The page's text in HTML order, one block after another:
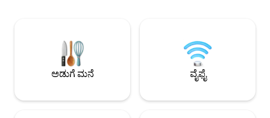
ಚೆನ್ನಾಗಿ ನೋಡಿಕೊಳ್ಳಲಾಗಿದೆ ಎಂದು ಅನಿಸುತ್ತದೆ.
ಕಡಲತೀರದ ಸಲಕರಣೆಗಳು, ಮಕ್ಕಳ ಆಟಿಕೆಗಳು,
ಸರ್ಫ್‌ಬೋರ್ಡ್ ಕೂಡ ಇದೆ, ಮತ್ತು ನಿಮಗೆ ಅಗತ್ಯವಿದ್ದರೆ
EV ಚಾರ್ಜರ್ ಕೂಡ ಇದೆ. ನಿಮಗಾಗಿ ಇವು ಕಾಯುತ್ತಿವೆ:
ದಯವಿಟ್ಟು ಗಮನಿಸಿ:
ಪ್ರತ್ಯೇಕ ಬಾಡಿಗೆಯಾಗಿದೆ
ಪ್ರದೇಶವನ್ನು
ಅಡುಗೆ ಮನೆ ವೈಫೈ